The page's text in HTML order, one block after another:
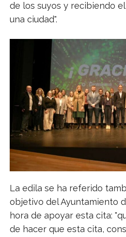
de los suyos y recibiendo
una ciudad".
La edila se ha referido
objetivo del Ayuntamiento
hora de apoyar esta cita:
de hacer que esta cita,